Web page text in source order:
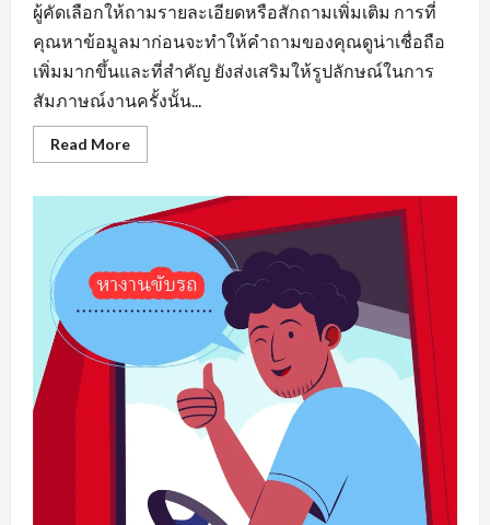
ผู้คัดเลือกให้ถามรายละเอียดหรือสักถามเพิ่มเติม การที่
คุณหาข้อมูลมาก่อนจะทำให้คำถามของคุณดูน่าเชื่อถือ
เพิ่มมากขึ้นและที่สำคัญ ยังส่งเสริมให้รูปลักษณ์ในการ
สัมภาษณ์งานครั้งนั้น...
Read MoreRead
more
เพชรบูรณ์
ตำแหน่ง
งาน
ว่าง
ที่